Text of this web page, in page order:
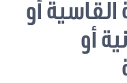
القاسية أو
أو